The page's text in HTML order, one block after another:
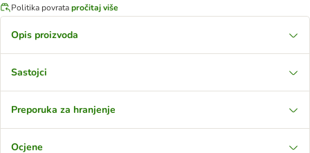
Politika povratapročitaj više
Opis proizvoda
Sastojci
Preporuka za hranjenje
Ocjene